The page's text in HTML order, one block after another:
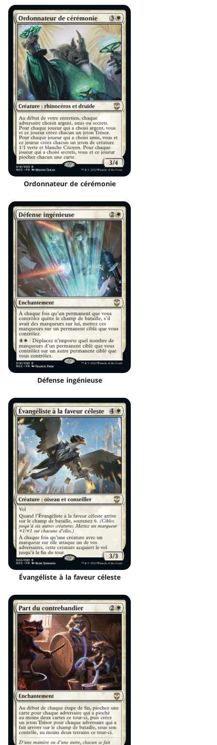
Ordonnateur de cérémonie
Défense ingénieuse
Évangéliste à la faveur céleste